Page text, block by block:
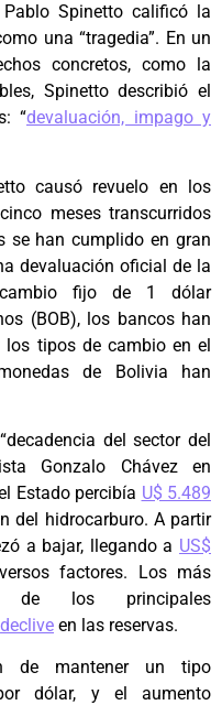
Spinetto calificó la
una “tragedia”. En un
concretos, como la
Spinetto describió el
“devaluación, impago y
causó revuelo en los
meses transcurridos
se han cumplido en gran
devaluación oficial de la
fijo de 1 dólar
(BOB), los bancos han
los tipos de cambio en el
de Bolivia han
del sector del
Gonzalo Chávez en
Estado percibía U$ 5.489
del hidrocarburo. A partir
a bajar, llegando a US$
factores. Los más
de los principales
declive en las reservas.
de mantener un tipo
dólar, y el aumento